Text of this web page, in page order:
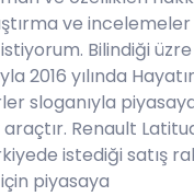
ve incelemeler
Bilindiği
2016 yılında Hayatın
sloganıyla
Renault
istediği satış
piyasaya